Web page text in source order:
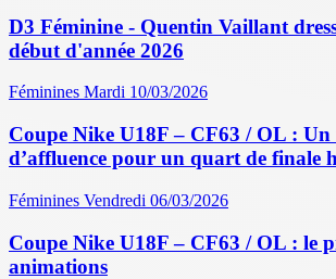
D3 Féminine - Quentin Vaillant
début d'année 2026
Féminines Mardi 10/03/2026
Coupe Nike U18F – CF63 / OL : Un
d’affluence pour un quart de finale
Féminines Vendredi 06/03/2026
Coupe Nike U18F – CF63 / OL : le
animations